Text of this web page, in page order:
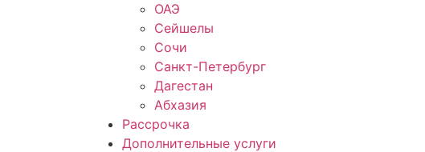
ОАЭ
Сейшелы
Сочи
Санкт-Петербург
Дагестан
Абхазия
Рассрочка
Дополнительные услуги